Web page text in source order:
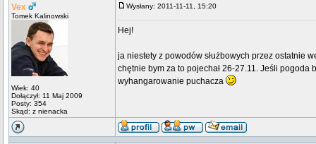
Vex
Tomek Kalinowski
Wiek: 40
Dołączył: 11 Maj 2009
Posty: 354
Skąd: z nienacka
Wysłany: 2011-11-11, 15:20
Hej!
ja niestety z powodów służbowych przez ostatnie
chętnie bym za to pojechał 26-27.11. Jeśli
wyhangarowanie puchacza